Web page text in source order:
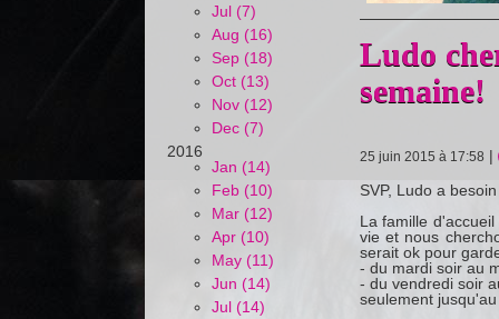
Jul (7)
Aug (16)
Sep (18)
Oct (13)
Nov (12)
Dec (7)
2016
Jan (14)
Feb (10)
Mar (12)
Apr (10)
May (11)
Jun (14)
Jul (14)
Ludo
semaine!
25 juin 2015 à 17:58 |
SVP, Ludo a
La famille
vie et nous
serait ok pour
- du mardi soir au
- du vendredi soir
seulement